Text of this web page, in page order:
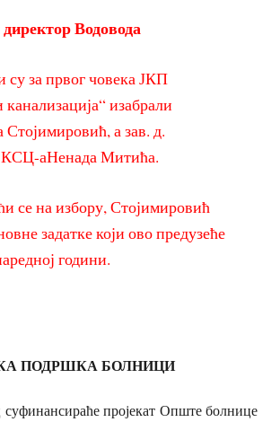
Водовода
за првог човека ЈКП
изабрали
а зав. д.
КСЦ-аНенада Митића.
се на избору, Стојимировић
задатке који ово предузеће
години.
ПОДРШКА БОЛНИЦИ
пројекат Опште болнице